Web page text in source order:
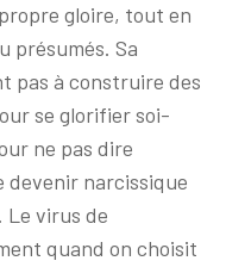
gloire, tout en
présumés. Sa
pas à construire des
se glorifier soi-
ne pas dire
narcissique
Le virus de
quand on choisit